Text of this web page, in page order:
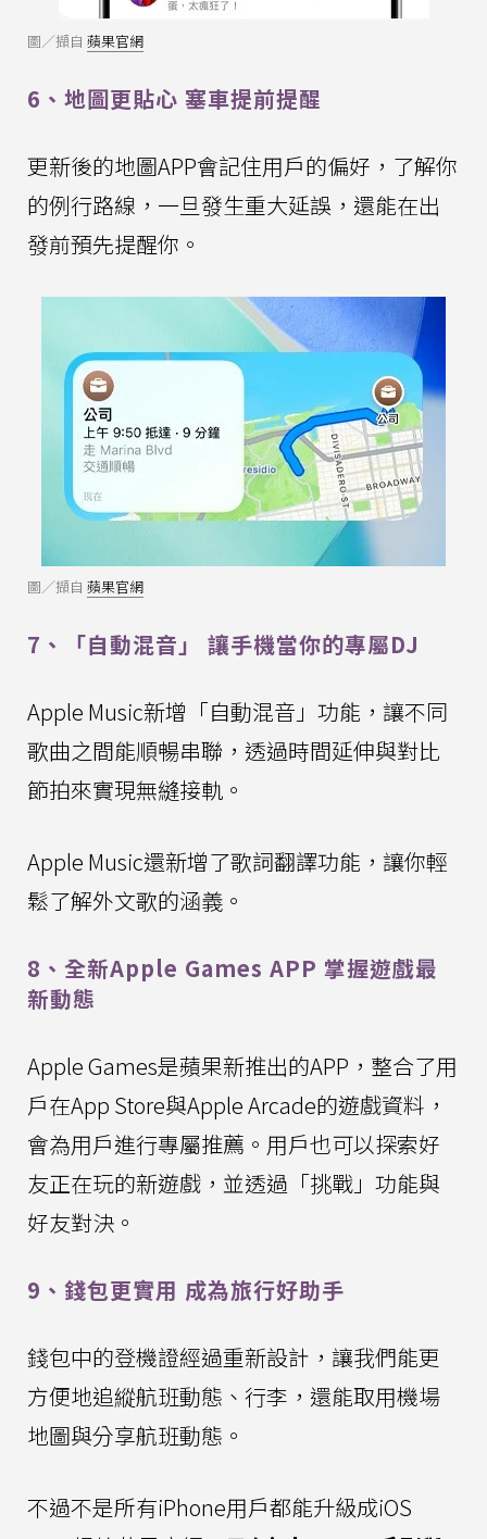
圖／擷自 蘋果官網
6、地圖更貼心 塞車提前提醒
更新後的地圖APP會記住用戶的偏好，了解你
的例行路線，一旦發生重大延誤，還能在出
發前預先提醒你。
圖／擷自 蘋果官網
7、「自動混音」 讓手機當你的專屬DJ
Apple Music新增「自動混音」功能，讓不同
歌曲之間能順暢串聯，透過時間延伸與對比
節拍來實現無縫接軌。
Apple Music還新增了歌詞翻譯功能，讓你輕
鬆了解外文歌的涵義。
8、全新Apple Games APP 掌握遊戲最
新動態
Apple Games是蘋果新推出的APP，整合了用
戶在App Store與Apple Arcade的遊戲資料，
會為用戶進行專屬推薦。用戶也可以探索好
友正在玩的新遊戲，並透過「挑戰」功能與
好友對決。
9、錢包更實用 成為旅行好助手
錢包中的登機證經過重新設計，讓我們能更
方便地追縱航班動態、行李，還能取用機場
地圖與分享航班動態。
不過不是所有iPhone用戶都能升級成iOS